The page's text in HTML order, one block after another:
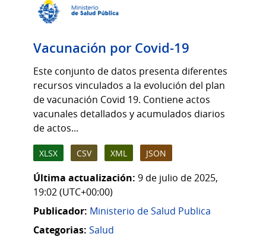
Vacunación por Covid-19
Este conjunto de datos presenta diferentes
recursos vinculados a la evolución del plan
de vacunación Covid 19. Contiene actos
vacunales detallados y acumulados diarios
de actos...
XLSX CSV XML JSON
Última actualización: 9 de julio de 2025,
19:02 (UTC+00:00)
Publicador: Ministerio de Salud Publica
Categorias: Salud